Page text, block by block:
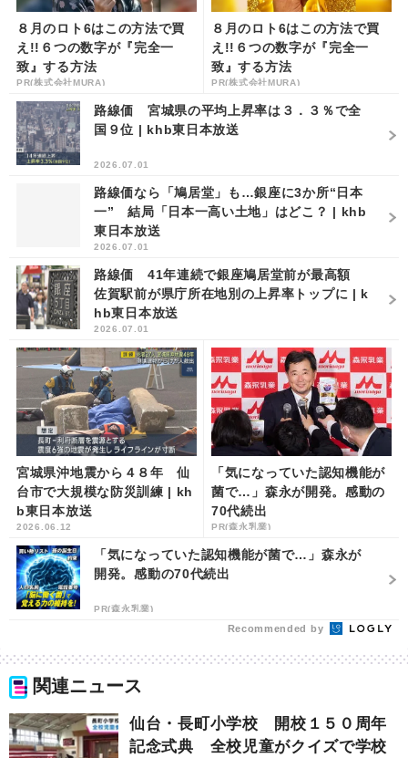
８月のロト6はこの方法で買
え!!６つの数字が『完全一
致』する方法
PR(株式会社MURA)
８月のロト6はこの方法で買
え!!６つの数字が『完全一
致』する方法
PR(株式会社MURA)
路線価 宮城県の平均上昇率は３．３％で全
国９位 | khb東日本放送
2026.07.01
路線価なら「鳩居堂」も…銀座に3か所“日本
一” 結局「日本一高い土地」はどこ？ | khb
東日本放送
2026.07.01
路線価 41年連続で銀座鳩居堂前が最高額
佐賀駅前が県庁所在地別の上昇率トップに | k
hb東日本放送
2026.07.01
宮城県沖地震から４８年 仙
台市で大規模な防災訓練 | kh
b東日本放送
2026.06.12
「気になっていた認知機能が
菌で…」森永が開発。感動の
70代続出
PR(森永乳業)
「気になっていた認知機能が菌で…」森永が
開発。感動の70代続出
PR(森永乳業)
Recommended by
関連ニュース
仙台・長町小学校 開校１５０周年
記念式典 全校児童がクイズで学校